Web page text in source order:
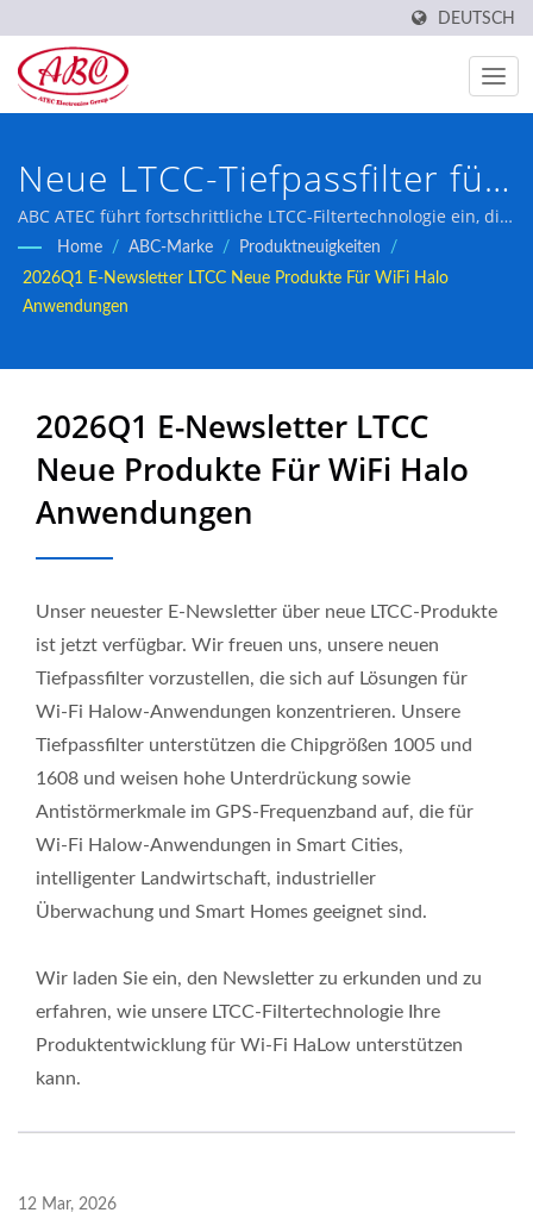
DEUTSCH
Neue LTCC-Tiefpassfilter für
WiFi HaLow-Anwendungen
ABC ATEC führt fortschrittliche LTCC-Filtertechnologie ein, die
intelligente Städte, industrielle Überwachung und intelligente
Landwirtschaft mit überlegener GPS-
Frequenzbandunterdrückung unterstützt.
Home / ABC-Marke / Produktneuigkeiten
/
2026Q1 E-Newsletter LTCC Neue Produkte Für WiFi Halo
Anwendungen
2026Q1 E-Newsletter LTCC
Neue Produkte Für WiFi Halo
Anwendungen
Unser neuester E-Newsletter über neue LTCC-Produkte
ist jetzt verfügbar. Wir freuen uns, unsere neuen
Tiefpassfilter vorzustellen, die sich auf Lösungen für
Wi-Fi Halow-Anwendungen konzentrieren. Unsere
Tiefpassfilter unterstützen die Chipgrößen 1005 und
1608 und weisen hohe Unterdrückung sowie
Antistörmerkmale im GPS-Frequenzband auf, die für
Wi-Fi Halow-Anwendungen in Smart Cities,
intelligenter Landwirtschaft, industrieller
Überwachung und Smart Homes geeignet sind.
Wir laden Sie ein, den Newsletter zu erkunden und zu
erfahren, wie unsere LTCC-Filtertechnologie Ihre
Produktentwicklung für Wi-Fi HaLow unterstützen
kann.
12 Mar, 2026